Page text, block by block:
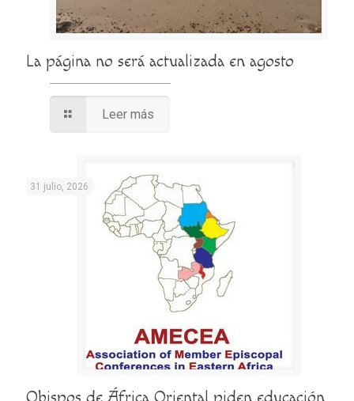
La página no será actualizada en agosto
Leer más
31 julio, 2026